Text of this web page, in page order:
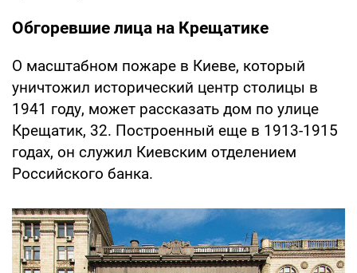
Обгоревшие лица на Крещатике
О масштабном пожаре в Киеве, который
уничтожил исторический центр столицы в
1941 году, может рассказать дом по улице
Крещатик, 32. Построенный еще в 1913-1915
годах, он служил Киевским отделением
Российского банка.